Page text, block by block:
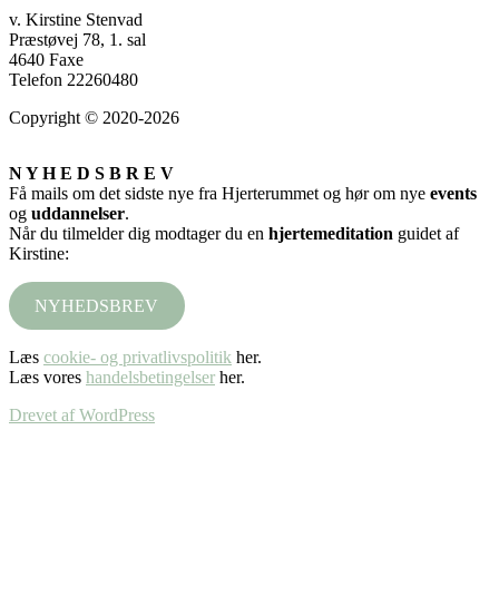
v. Kirstine Stenvad
Præstøvej 78, 1. sal
4640 Faxe
Telefon 22260480
Copyright © 2020-2026
N Y H E D S B R E V
Få mails om det sidste nye fra Hjerterummet og hør om nye events
og uddannelser.
Når du tilmelder dig modtager du en hjertemeditation guidet af
Kirstine:
NYHEDSBREV
Læs cookie- og privatlivspolitik her.
Læs vores handelsbetingelser her.
Drevet af WordPress